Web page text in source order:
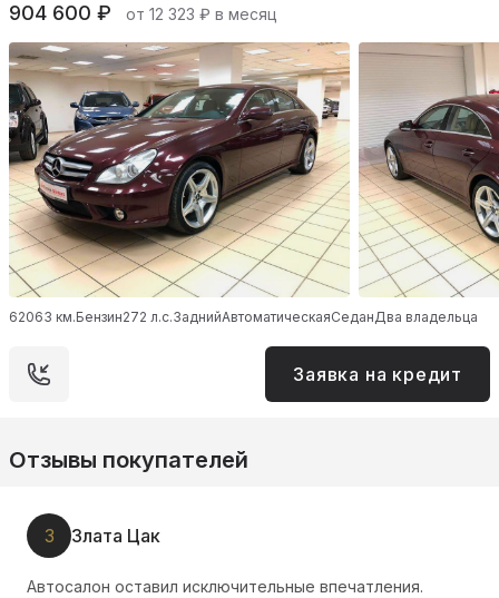
904 600 ₽ от 12 323 ₽ в месяц
62063 км.Бензин272 л.с.ЗаднийАвтоматическаяСеданДва владельца
Заявка на кредит
Отзывы покупателей
З Злата Цак
Автосалон оставил исключительные впечатления.